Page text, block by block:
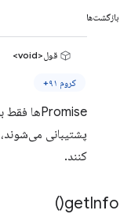
بازگشت‌ها
قول<void>
کروم ۹۱+
کنند.
getInfo(
)